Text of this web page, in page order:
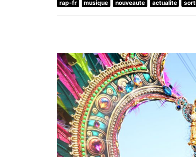
rap-fr musique nouveaute actualite